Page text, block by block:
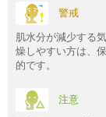
警戒
肌水分が減少する
燥しやすい方は、
的です。
注意